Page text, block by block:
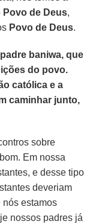
Povo de Deus,
Povo de Deus.
baniwa, que
do povo.
católica e a
caminhar junto,
sobre
Em nossa
e desse tipo
deveriam
nós estamos
nossos padres já